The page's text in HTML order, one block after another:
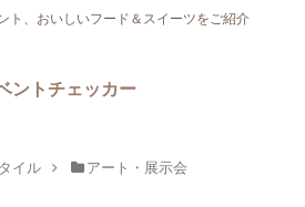
ト、おいしいフード＆スイーツをご紹介
ントチェッカー
イル アート・展示会